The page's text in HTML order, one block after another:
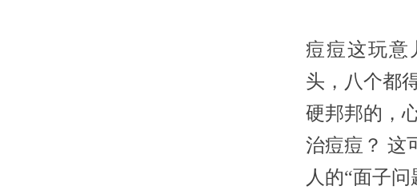
痘痘这玩意
头，八个都
硬邦邦的，
治痘痘？ 这
人的“面子